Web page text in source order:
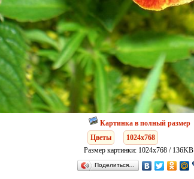
Картинка в полный размер
Цветы
1024x768
Размер картинки: 1024x768 / 136KB
Поделиться…